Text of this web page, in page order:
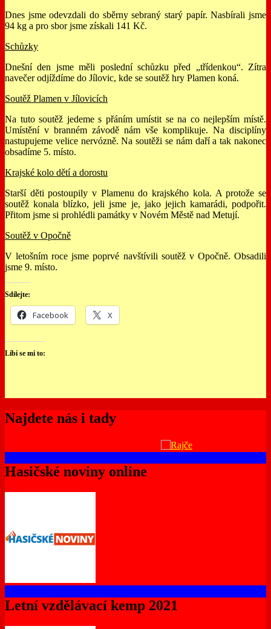
Dnes jsme odevzdali do sběrny sebraný starý papír. Nasbírali jsme
94 kg a pro sbor jsme získali 141 Kč.
Schůzky
Dnešní den jsme měli poslední schůzku před „třídenkou“. Zítra
navečer odjíždíme do Jílovic, kde se soutěž hry Plamen koná.
Soutěž Plamen v Jílovicích
Na tuto soutěž jedeme s přáním umístit se na co nejlepším místě.
Umístění v branném závodě nám vše komplikuje. Na disciplíny
nastupujeme velice nervózně. Na soutěži se nám daří a tak nakonec
obsadíme 5. místo.
Krajské kolo dětí a dorostu
Starší děti postoupily v Plamenu do krajského kola. A protože se
soutěž konala blízko, jeli jsme je, jako jejich kamarádi, podpořit.
Přitom jsme si prohlédli památky v Novém Městě nad Metují.
Soutěž v Opočně
V letošním roce jsme poprvé navštívili soutěž v Opočně. Obsadili
jsme 9. místo.
Sdílejte:
Facebook X
Líbí se mi to:
Najdete nás i tady
Hasičské noviny online
Letní vzdělávací kemp 2021